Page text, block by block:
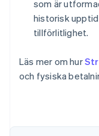
som är
historisk upptid
tillförlitlighet.
Läs mer om hur
och fysiska